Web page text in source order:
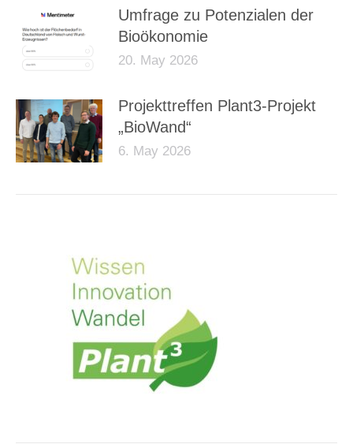
Umfrage zu Potenzialen der
Bioökonomie
20. May 2026
Projekttreffen Plant3-Projekt
„BioWand“
6. May 2026